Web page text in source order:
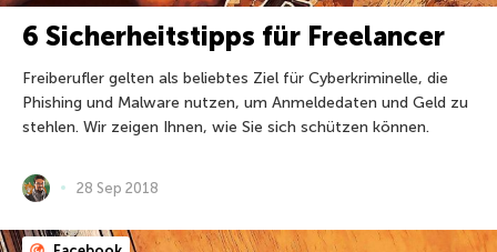
6 Sicherheitstipps für Freelancer
Freiberufler gelten als beliebtes Ziel für Cyberkriminelle, die
Phishing und Malware nutzen, um Anmeldedaten und Geld zu
stehlen. Wir zeigen Ihnen, wie Sie sich schützen können.
28 Sep 2018